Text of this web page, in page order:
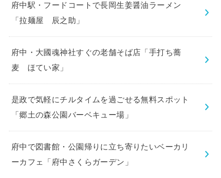
府中駅・フードコートで長岡生姜醤油ラーメン
「拉麺屋 辰之助」
府中・大國魂神社すぐの老舗そば店「手打ち蕎
麦 ほてい家」
是政で気軽にチルタイムを過ごせる無料スポット
「郷土の森公園バーベキュー場」
府中で図書館・公園帰りに立ち寄りたいベーカリ
ーカフェ「府中さくらガーデン」